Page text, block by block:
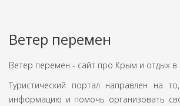
Ветер перемен
Ветер перемен - сайт про Крым и отдых в
Туристический портал направлен на
информацию и помочь организовать